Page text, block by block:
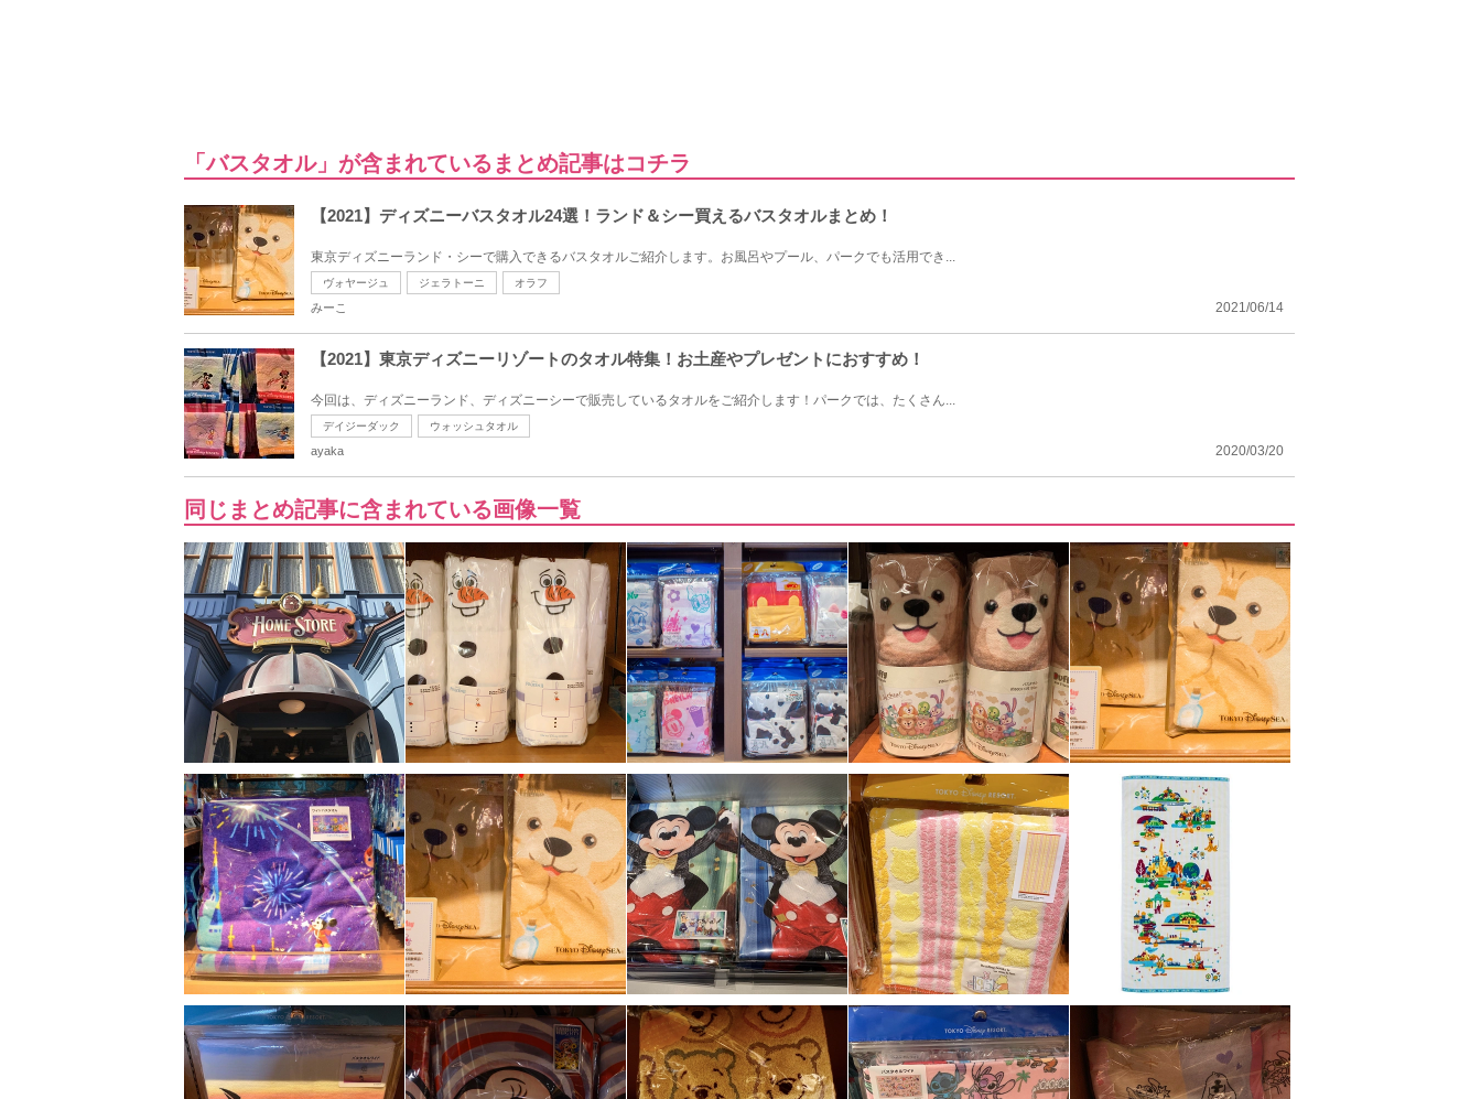
「バスタオル」が含まれているまとめ記事はコチラ
【2021】ディズニーバスタオル24選！ランド＆シー買えるバスタオルまとめ！
東京ディズニーランド・シーで購入できるバスタオルご紹介します。お風呂やプール、パークでも活用でき...
ヴォヤージュ ジェラトーニ オラフ
2021/06/14
みーこ
【2021】東京ディズニーリゾートのタオル特集！お土産やプレゼントにおすすめ！
今回は、ディズニーランド、ディズニーシーで販売しているタオルをご紹介します！パークでは、たくさん...
デイジーダック ウォッシュタオル
2020/03/20
ayaka
同じまとめ記事に含まれている画像一覧